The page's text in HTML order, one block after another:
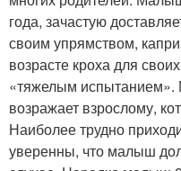
года, зачастую
своим упрямством,
возрасте кроха для
«тяжелым испытанием».
возражает взрослому,
Наиболее трудно
уверенны, что малыш